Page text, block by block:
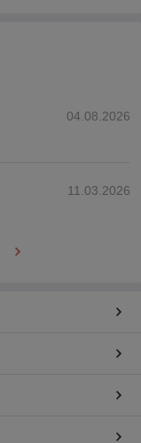
04.08.2026
11.03.2026